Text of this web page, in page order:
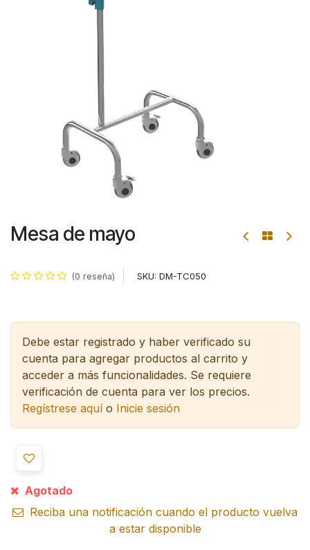
Mesa de mayo
(0 reseña) SKU: DM-TC050
Debe estar registrado y haber verificado su
cuenta para agregar productos al carrito y
acceder a más funcionalidades. Se requiere
verificación de cuenta para ver los precios.
Regístrese aquío Inicie sesión
Agotado
Reciba una notificación cuando el producto vuelva
a estar disponible